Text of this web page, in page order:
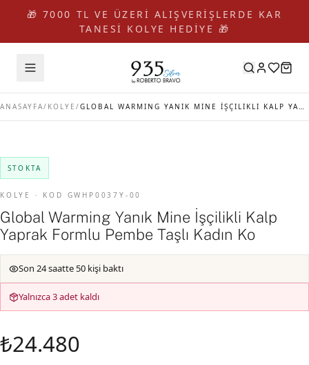
🎁 7000 TL VE ÜZERİ ALIŞVERİŞLERDE KAR
TANESİ KOLYE HEDİYE 🎁
ANASAYFA/ KOLYE / GLOBAL WARMING YANIK MINE İŞÇILIKLI KALP YAPRAK FORMLU PEMBE TAŞLI KADIN KO
STOKTA
KOLYE · KOD GWHP0037Y-00
Global Warming Yanık Mine İşçilikli Kalp
Yaprak Formlu Pembe Taşlı Kadın Ko
Son 24 saatte 50 kişi baktı
Yalnızca 3 adet kaldı
₺24.480